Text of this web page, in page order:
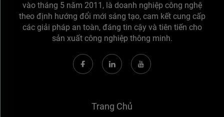
vào tháng 5 năm 2011, là doanh nghiệp công nghệ
theo định hướng đổi mới sáng tạo, cam kết cung cấp
các giải pháp an toàn, đáng tin cậy và tiên tiến cho
sản xuất công nghiệp thông minh.
Trang Chủ